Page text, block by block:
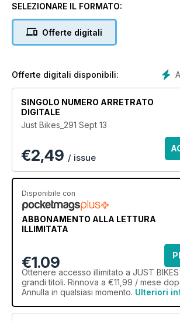
SELEZIONARE IL FORMATO:
Offerte digitali
Offerte digitali disponibili:
SINGOLO NUMERO ARRETRATO
DIGITALE
Just Bikes_291 Sept 13
€2,49 / issue
Disponibile con
ABBONAMENTO ALLA LETTURA
ILLIMITATA
€1.09
Ottenere accesso illimitato a JUST
grandi titoli. Rinnova a €11,99 / mese
Annulla in qualsiasi momento. Ulteriori